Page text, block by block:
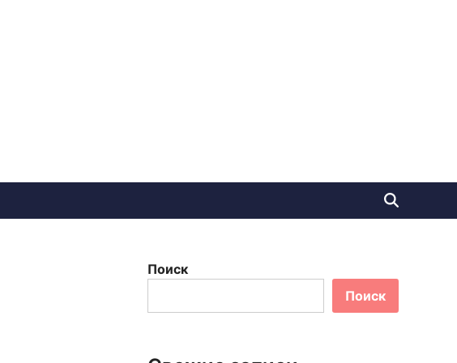
Поиск
Поиск